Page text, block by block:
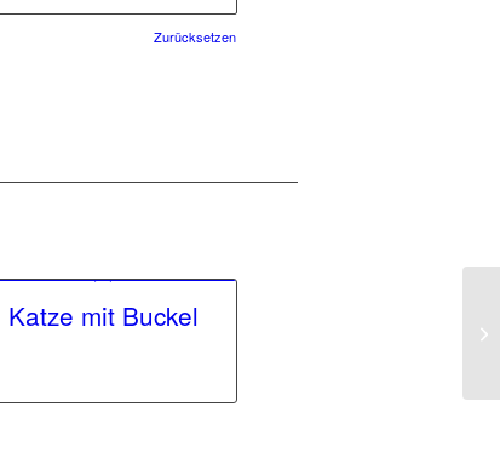
Zurücksetzen
Katze mit Buckel